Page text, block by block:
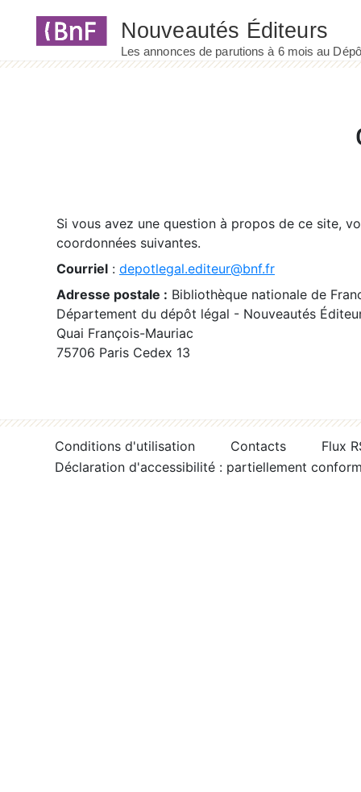
Si vous avez une question à propos de ce site,
coordonnées suivantes.
Courriel : depotlegal.editeur@bnf.fr
Adresse postale : Bibliothèque nationale de
Département du dépôt légal - Nouveautés
Quai François-Mauriac
75706 Paris Cedex 13
Conditions d'utilisation Contacts
Flux
Déclaration d'accessibilité : partiellement